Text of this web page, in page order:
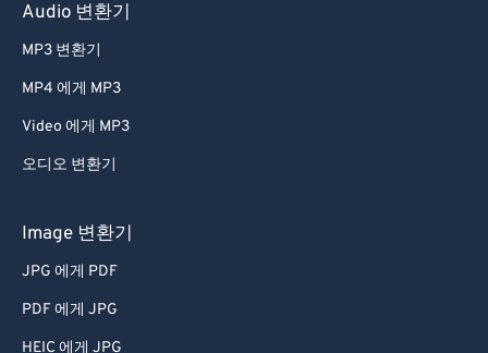
Audio 변환기
MP3 변환기
MP4 에게 MP3
Video 에게 MP3
오디오 변환기
Image 변환기
JPG 에게 PDF
PDF 에게 JPG
HEIC 에게 JPG